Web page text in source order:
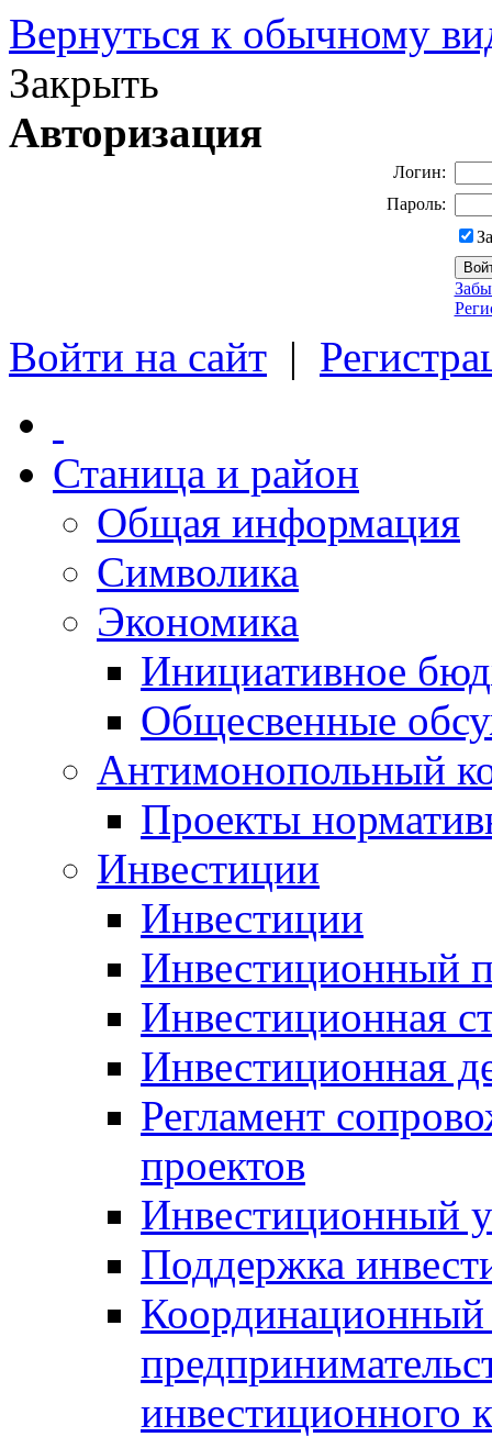
Вернуться к обычному
Закрыть
Авторизация
Логин:
Пароль:
Войти на сайт |
Станица и район
Общая информация
Символика
Экономика
Инициативное
Общесвенные
Антимонопольный
Проекты
Инвестиции
Инвестиции
Инвестиционный
Инвестиционная
Инвестиционная
Регламент
проектов
Инвестиционный
Поддержка
Координационный
инвестиционного